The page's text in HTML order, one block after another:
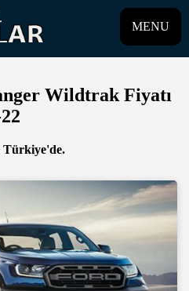
MENU
Wildtrak Fiyatı
Türkiye'de.